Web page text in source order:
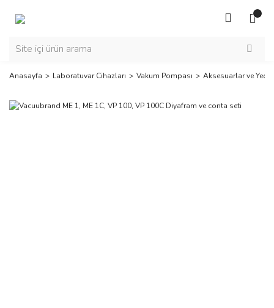
Anasayfa Laboratuvar Cihazları Vakum Pompası Aksesuarlar ve